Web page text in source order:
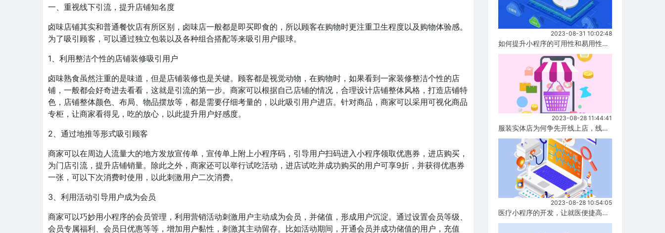
一、重视线下引流，提升店铺知名度
卤味店铺其实和普通餐饮店有所区别，卤味店一般都是即买即食的，所以顾客在购物时更注重卫生程度以及购物体验感。
为了吸引顾客，可以通过独立包装以及各种组合搭配等来吸引用户眼球。
1、利用整洁个性的店铺装修吸引用户
卤味熟食虽然注重的是味道，但是店铺装修也是关键。顾客都是视觉动物，在购物时，如果看到一家装修整洁个性的店
铺，一般都会好奇进去看看，这就是引流的第一步。商家可以根据自己店铺的情况，合理设计店铺整体风格，打造店铺特
色，店铺整体颜色、布局、物品摆放等，都是需要仔细考量的，以此吸引用户进店。针对商品，商家可以采用可视化商品
专柜，让商家看得见，吃的放心，以此提升用户好感度。
2、通过地推等形式吸引顾客
商家可以在周边人流量大的地方发放宣传单，宣传单上附上小程序码，引导用户扫码进入小程序领取优惠券，进店购买，
为门店引流，提升店铺销量。除此之外，商家还可以举行试吃活动，进店试吃并成功购买的用户可享9折，并获得优惠券
一张，可以下次消费时使用，以此刺激用户二次消费。
3、利用活动引导用户成为会员
商家可以巧妙用小程序的会员管理，利用营销活动刺激用户主动成为会员，并储值，形成用户沉淀。通过设置会员等级、
会员专属福利、会员日优惠等等，增加用户黏性，刺激其主动留存。比如活动期间，开通会员并成功储值的用户，充值
2023-08-31 10:02:48
如何提升小程序的可用性和易用性，有哪些方式！...
2023-08-28 11:44:41
服装实体店为何争先开线上店，线上店与实体店有什么区别？...
2023-08-28 10:54:05
医疗小程序的开发，让就医便捷高效！...